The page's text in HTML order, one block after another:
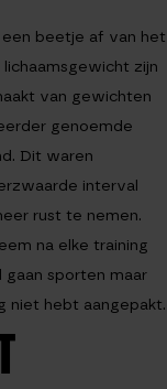
beetje af van het
zijn
van gewichten
genoemde
Dit waren
interval
rust te nemen.
na elke training
sporten maar
niet hebt aangepakt.